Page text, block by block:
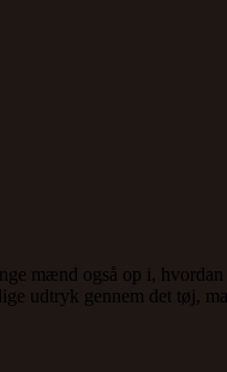
mænd også op i,
udtryk gennem det tøj,